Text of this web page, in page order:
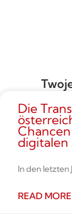
Die
digitalen
In den letzten
READ